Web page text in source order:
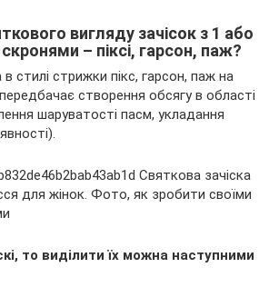
вигляду зачісок з 1 або
– піксі, гарсон, паж?
стилі стрижки пікс, гарсон, паж на
створення обсягу в області
шаруватості пасм, укладання
то виділити їх можна наступними